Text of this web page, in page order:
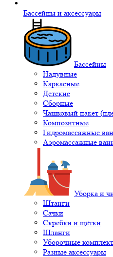
Бассейны и аксессуары
Бассейны
Надувные
Каркасные
Детские
Сборные
Чашковый пакет
Композитные
Гидромассажные
Аэромассажные
Уборка и
Штанги
Сачки
Скребки и щётки
Шланги
Уборочные
Разные аксессуары